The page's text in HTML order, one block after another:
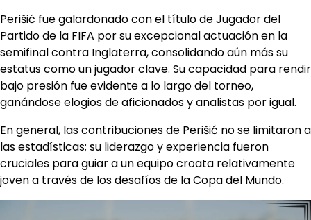
Perišić fue galardonado con el título de Jugador del
Partido de la FIFA por su excepcional actuación en la
semifinal contra Inglaterra, consolidando aún más su
estatus como un jugador clave. Su capacidad para rendir
bajo presión fue evidente a lo largo del torneo,
ganándose elogios de aficionados y analistas por igual.
En general, las contribuciones de Perišić no se limitaron a
las estadísticas; su liderazgo y experiencia fueron
cruciales para guiar a un equipo croata relativamente
joven a través de los desafíos de la Copa del Mundo.